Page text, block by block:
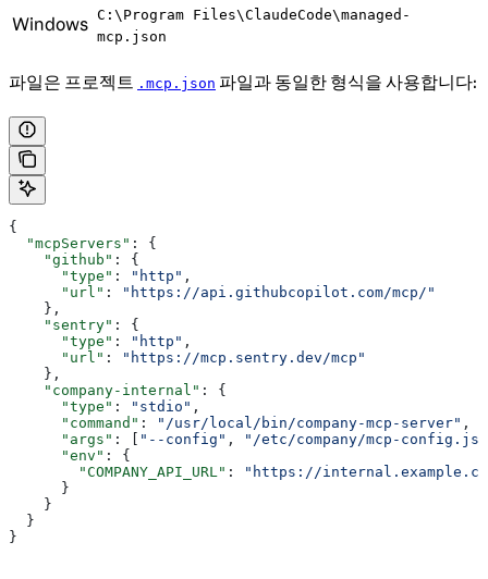
Windows C:\Program Files\ClaudeCode\managed-
mcp.json
파일은 프로젝트 .mcp.json 파일과 동일한 형식을 사용합니다:
{
  "mcpServers"
: {
    "github"
: {
      "type"
: "http" ,
      "url"
:
"https://api.githubcopilot.com/mcp/"
    },
    "sentry"
: {
      "type"
: "http" ,
      "url"
:
"https://mcp.sentry.dev/mcp"
    },
    "company-internal"
: {
      "type"
: "stdio" ,
      "command"
: "/usr/local/bin/company-mcp-server" ,
      "args"
: [ "--config" ,
"/etc/company/mcp-
      "env"
: {
        "COMPANY_API_URL"
:
"https://
      }
    }
  }
}